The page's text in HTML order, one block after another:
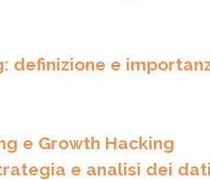
definizione e
e Growth Hacking
e analisi dei dati